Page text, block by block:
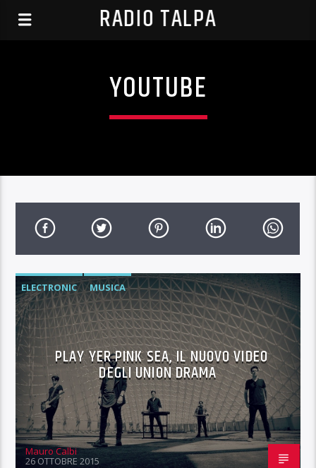
RADIO TALPA
YOUTUBE
ELECTRONIC MUSICA
PLAY YER PINK SEA, IL NUOVO VIDEO
DEGLI UNION DRAMA
Mauro Calbi
26 OTTOBRE 2015